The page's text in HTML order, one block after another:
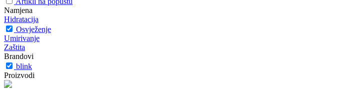
Namjena
Hidratacija
Osvježenje
Umirivanje
Zaštita
Brandovi
blink
Proizvodi